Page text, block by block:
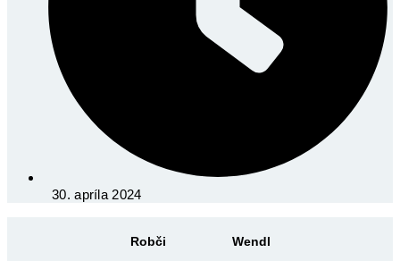
30. apríla 2024
Robči Wendl